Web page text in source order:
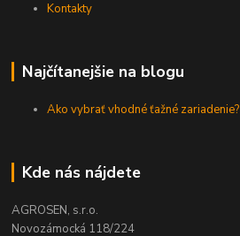
Kontakty
Najčítanejšie na blogu
Ako vybrať vhodné ťažné zariadenie?
Kde nás nájdete
AGROSEN, s.r.o.
Novozámocká 118/224